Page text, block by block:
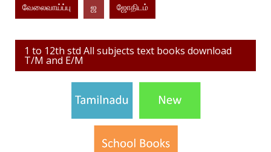
வேலைவாய்ப்பு ஜ ஜோதிடம்
1 to 12th std All subjects text books download
T/M and E/M